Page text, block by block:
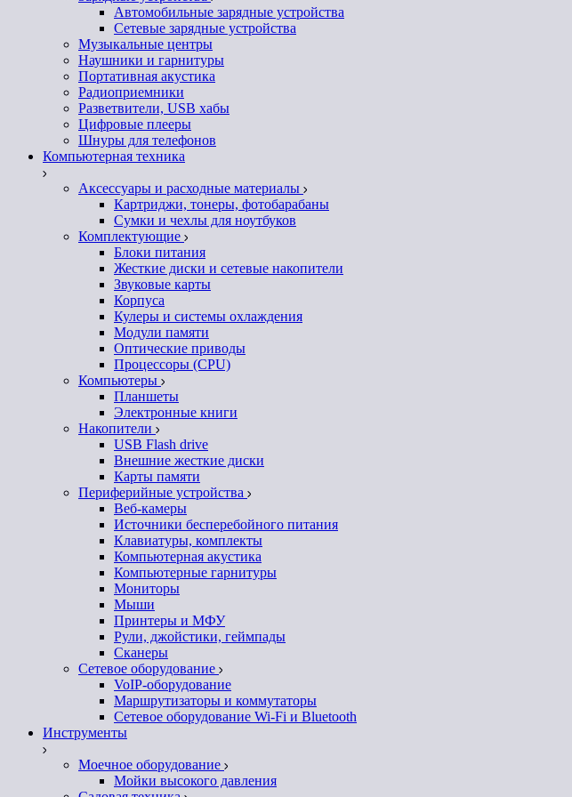
Автомобильные зарядные устройства
Сетевые зарядные устройства
Музыкальные центры
Наушники и гарнитуры
Портативная акустика
Радиоприемники
Разветвители, USB хабы
Цифровые плееры
Шнуры для телефонов
Компьютерная техника
Аксессуары и расходные материалы
Картриджи, тонеры, фотобарабаны
Сумки и чехлы для ноутбуков
Комплектующие
Блоки питания
Жесткие диски и сетевые накопители
Звуковые карты
Корпуса
Кулеры и системы охлаждения
Модули памяти
Оптические приводы
Процессоры (CPU)
Компьютеры
Планшеты
Электронные книги
Накопители
USB Flash drive
Внешние жесткие диски
Карты памяти
Периферийные устройства
Веб-камеры
Источники бесперебойного питания
Клавиатуры, комплекты
Компьютерная акустика
Компьютерные гарнитуры
Мониторы
Мыши
Принтеры и МФУ
Рули, джойстики, геймпады
Сканеры
Сетевое оборудование
VoIP-оборудование
Маршрутизаторы и коммутаторы
Сетевое оборудование Wi-Fi и Bluetooth
Инструменты
Моечное оборудование
Мойки высокого давления